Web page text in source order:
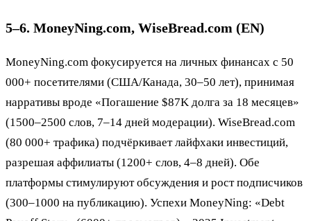
5–6. MoneyNing.com, WiseBread.com (EN)
MoneyNing.com фокусируется на личных финансах с 50
000+ посетителями (США/Канада, 30–50 лет), принимая
нарративы вроде «Погашение $87K долга за 18 месяцев»
(1500–2500 слов, 7–14 дней модерации). WiseBread.com
(80 000+ трафика) подчёркивает лайфхаки инвестиций,
разрешая аффилиаты (1200+ слов, 4–8 дней). Обе
платформы стимулируют обсуждения и рост подписчиков
(300–1000 на публикацию). Успехи MoneyNing: «Debt